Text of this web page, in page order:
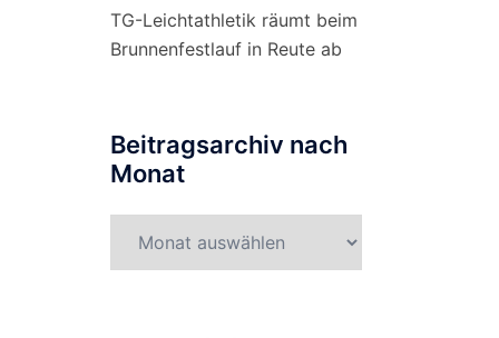
TG-Leichtathletik räumt beim
Brunnenfestlauf in Reute ab
Beitragsarchiv nach
Monat
nach